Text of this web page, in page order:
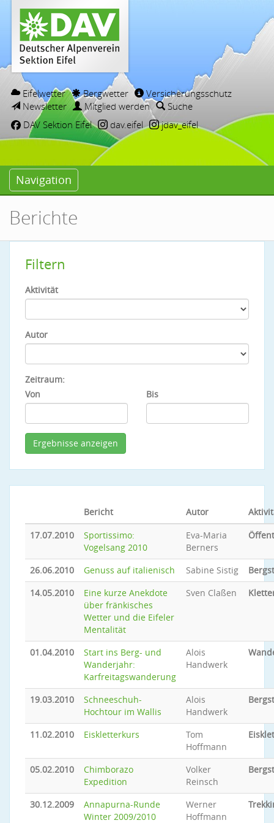
Eifelwetter Bergwetter
Versicherungsschutz
Newsletter
Mitglied werden
Suche
DAV Sektion Eifel
dav.eifel jdav_eifel
Navigation
Berichte
Filtern
Aktivität
Autor
Zeitraum:
Von
Bis
Bericht Autor
17.07.2010
Sportissimo:
Vogelsang 2010
Eva-Maria
Berners
26.06.2010 Genuss auf italienisch Sabine Sistig
14.05.2010
Eine kurze Anekdote
über fränkisches
Wetter und die Eifeler
Mentalität
Sven Claßen
01.04.2010
Start ins Berg- und
Wanderjahr:
Karfreitagswanderung
Alois
Handwerk
19.03.2010
Schneeschuh-
Hochtour im Wallis
Alois
Handwerk
11.02.2010 Eiskletterkurs
Tom
Hoffmann
05.02.2010
Chimborazo
Expedition
Volker
Reinsch
30.12.2009
Annapurna-Runde
Winter 2009/2010
Werner
Hoffmann